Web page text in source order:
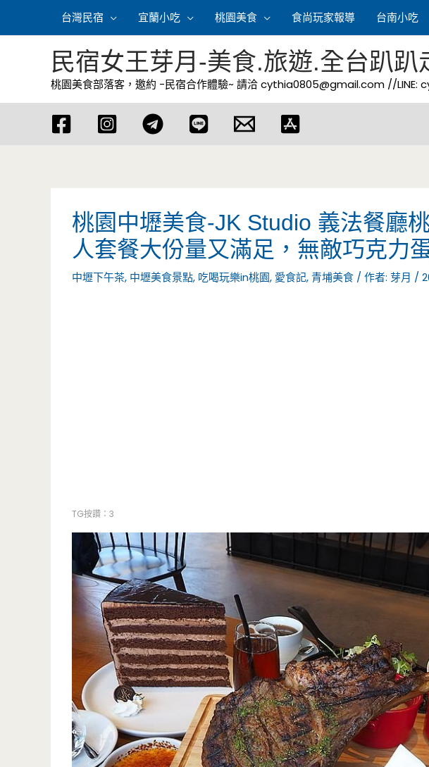
容
台灣民宿 宜蘭小吃 桃園美食 食尚玩家報導 台南小吃
民宿女王芽月-美食.旅遊.全台趴趴
桃園美食部落客，邀約 -民宿合作體驗~ 請洽cythia0805@gmail.com //LINE:
桃園中壢美食-JK Studio 義法餐廳
人套餐大份量又滿足，無敵巧克力
中壢下午茶, 中壢美食景點, 吃喝玩樂in桃園, 愛食記,青埔美食 / 作者: 芽月 /
TG按讚：3